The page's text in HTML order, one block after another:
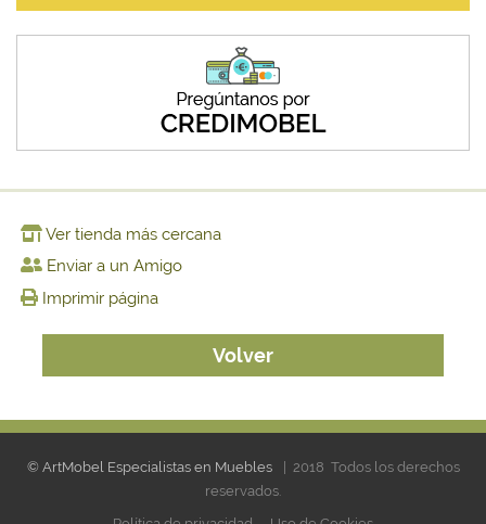
Volver
Ver tienda más cercana
Enviar a un Amigo
Imprimir página
© ArtMobel Especialistas en Muebles
| 2018 Todos los derechos
reservados.